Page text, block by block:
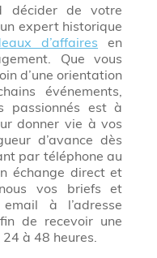
décider de votre
expert historique
d’affaires en
Que vous
d’une orientation
événements,
passionnés est à
donner vie à vos
d’avance dès
par téléphone au
échange direct et
vos briefs et
à l’adresse
de recevoir une
à 48 heures.